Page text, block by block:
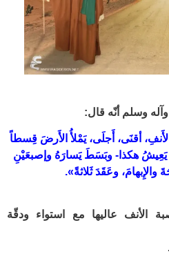
وسلم أنّه قال:
أقنَى، أَجلَى، يَمْلأُ الأَرضَ قِسطاً
يَعِيشُ هكذا- وبَسَطَ يَسارَهُ وإصبعَيْنِ
وعَقَدَ ثَلاثةً».
الأنف عاليها مع استواء ودقّة